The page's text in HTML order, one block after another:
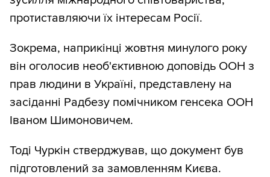
протиставляючи їх інтересам Росії.
Зокрема, наприкінці жовтня минулого року
він оголосив необ'єктивною доповідь ООН з
прав людини в Україні, представлену на
засіданні Радбезу помічником генсека ООН
Іваном Шимоновичем.
Тоді Чуркін стверджував, що документ був
підготовлений за замовленням Києва.